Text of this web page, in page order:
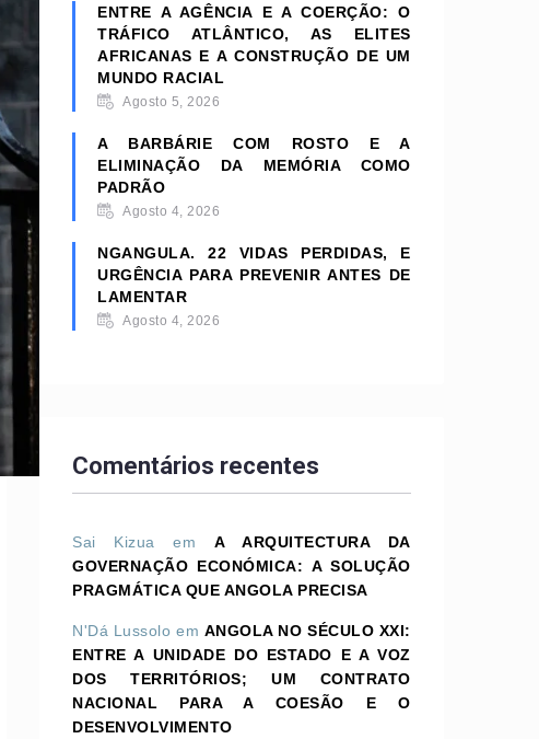
ENTRE A AGÊNCIA E A COERÇÃO: O
TRÁFICO ATLÂNTICO, AS ELITES
AFRICANAS E A CONSTRUÇÃO DE UM
MUNDO RACIAL
Agosto 5, 2026
A BARBÁRIE COM ROSTO E A
ELIMINAÇÃO DA MEMÓRIA COMO
PADRÃO
Agosto 4, 2026
NGANGULA. 22 VIDAS PERDIDAS, E
URGÊNCIA PARA PREVENIR ANTES DE
LAMENTAR
Agosto 4, 2026
Comentários recentes
Sai Kizua emA ARQUITECTURA DA
GOVERNAÇÃO ECONÓMICA: A SOLUÇÃO
PRAGMÁTICA QUE ANGOLA PRECISA
N'Dá Lussolo em ANGOLA NO SÉCULO XXI:
ENTRE A UNIDADE DO ESTADO E A VOZ
DOS TERRITÓRIOS; UM CONTRATO
NACIONAL PARA A COESÃO E O
DESENVOLVIMENTO